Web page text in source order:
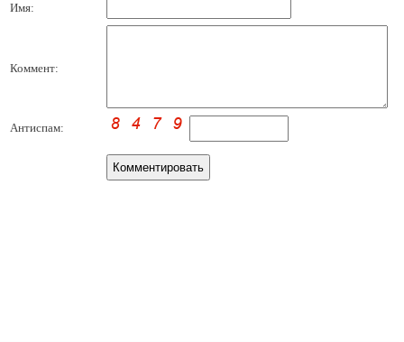
Имя:
Коммент:
Антиспам: